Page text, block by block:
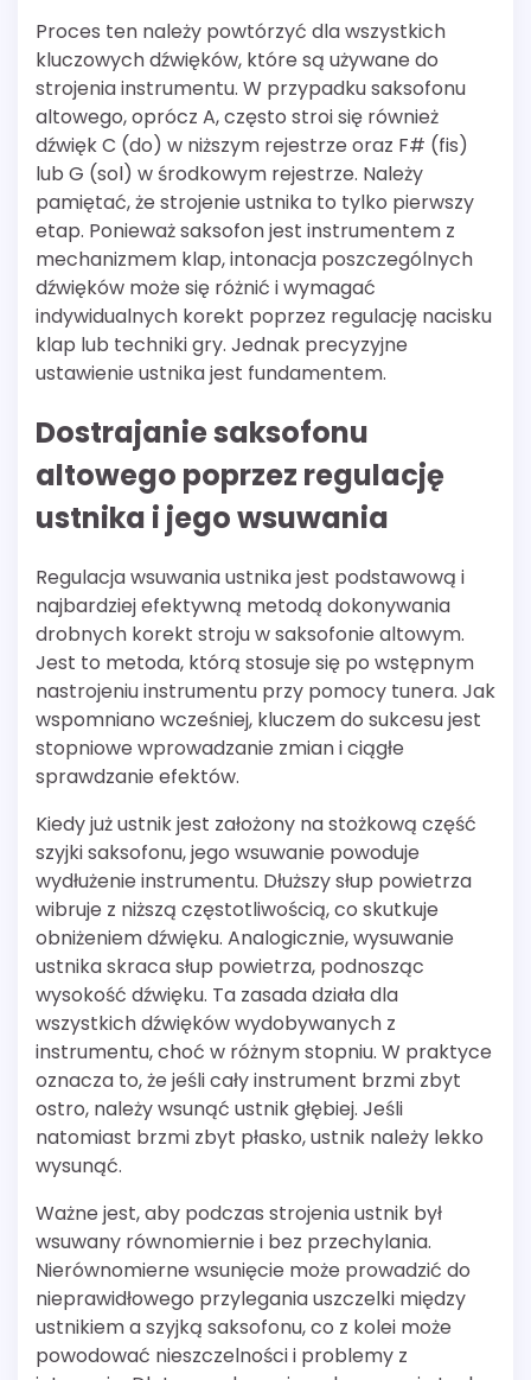
Proces ten należy powtórzyć dla wszystkich
kluczowych dźwięków, które są używane do
strojenia instrumentu. W przypadku saksofonu
altowego, oprócz A, często stroi się również
dźwięk C (do) w niższym rejestrze oraz F# (fis)
lub G (sol) w środkowym rejestrze. Należy
pamiętać, że strojenie ustnika to tylko pierwszy
etap. Ponieważ saksofon jest instrumentem z
mechanizmem klap, intonacja poszczególnych
dźwięków może się różnić i wymagać
indywidualnych korekt poprzez regulację nacisku
klap lub techniki gry. Jednak precyzyjne
ustawienie ustnika jest fundamentem.
Dostrajanie saksofonu
altowego poprzez regulację
ustnika i jego wsuwania
Regulacja wsuwania ustnika jest podstawową i
najbardziej efektywną metodą dokonywania
drobnych korekt stroju w saksofonie altowym.
Jest to metoda, którą stosuje się po wstępnym
nastrojeniu instrumentu przy pomocy tunera. Jak
wspomniano wcześniej, kluczem do sukcesu jest
stopniowe wprowadzanie zmian i ciągłe
sprawdzanie efektów.
Kiedy już ustnik jest założony na stożkową część
szyjki saksofonu, jego wsuwanie powoduje
wydłużenie instrumentu. Dłuższy słup powietrza
wibruje z niższą częstotliwością, co skutkuje
obniżeniem dźwięku. Analogicznie, wysuwanie
ustnika skraca słup powietrza, podnosząc
wysokość dźwięku. Ta zasada działa dla
wszystkich dźwięków wydobywanych z
instrumentu, choć w różnym stopniu. W praktyce
oznacza to, że jeśli cały instrument brzmi zbyt
ostro, należy wsunąć ustnik głębiej. Jeśli
natomiast brzmi zbyt płasko, ustnik należy lekko
wysunąć.
Ważne jest, aby podczas strojenia ustnik był
wsuwany równomiernie i bez przechylania.
Nierównomierne wsunięcie może prowadzić do
nieprawidłowego przylegania uszczelki między
ustnikiem a szyjką saksofonu, co z kolei może
powodować nieszczelności i problemy z